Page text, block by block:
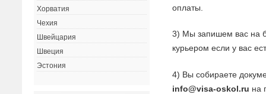
оплаты.
3) Мы запишем вас на
курьером если у вас
4) Вы собираете
info@visa-oskol.ru на
Хорватия
Чехия
Швейцария
Швеция
Эстония